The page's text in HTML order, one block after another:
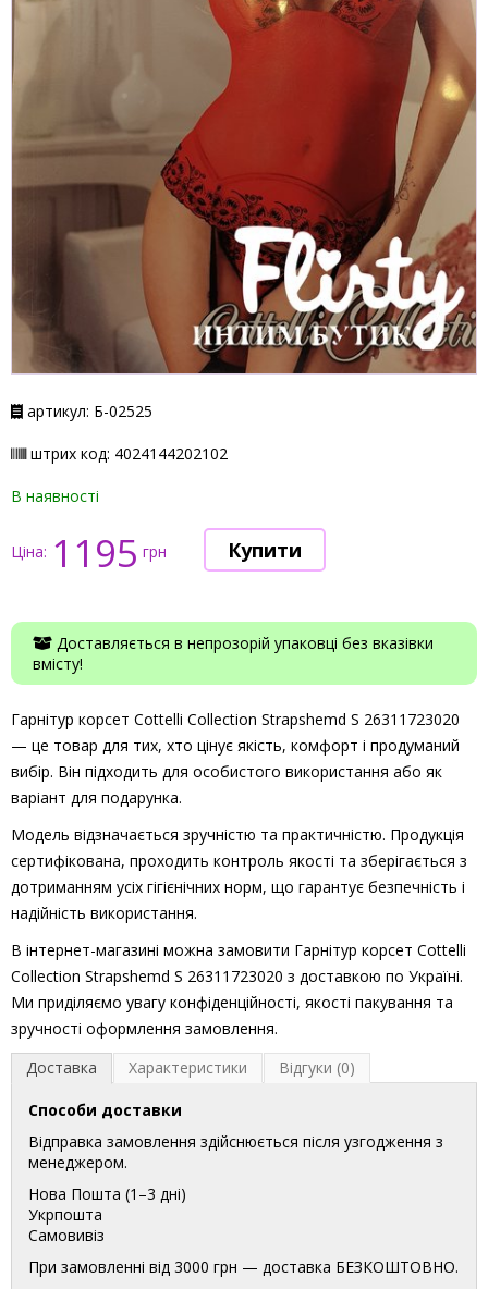
артикул: Б-02525
штрих код: 4024144202102
В наявності
Ціна: 1195 грн
Доставляється в непрозорій упаковці без вказівки
вмісту!
Гарнітур корсет Cottelli Collection Strapshemd S 26311723020
— це товар для тих, хто цінує якість, комфорт і продуманий
вибір. Він підходить для особистого використання або як
варіант для подарунка.
Модель відзначається зручністю та практичністю. Продукція
сертифікована, проходить контроль якості та зберігається з
дотриманням усіх гігієнічних норм, що гарантує безпечність і
надійність використання.
В інтернет-магазині можна замовити Гарнітур корсет Cottelli
Collection Strapshemd S 26311723020 з доставкою по Україні.
Ми приділяємо увагу конфіденційності, якості пакування та
зручності оформлення замовлення.
Доставка
Характеристики Відгуки (0)
Способи доставки
Відправка замовлення здійснюється після узгодження з
менеджером.
Нова Пошта (1–3 дні)
Укрпошта
Самовивіз
При замовленні від 3000 грн — доставка БЕЗКОШТОВНО.